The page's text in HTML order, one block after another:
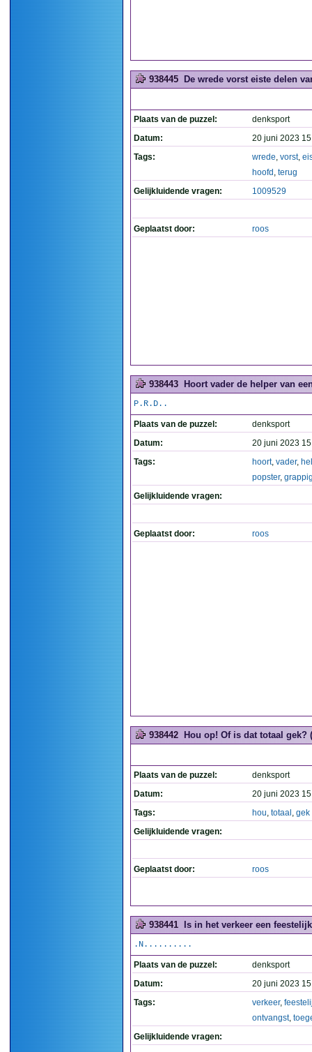
938445 De wrede vorst eiste delen
Plaats van de puzzel:
denksport
Datum:
20 juni 2023
Tags:
wrede, vorst,
hoofd , terug
Gelijkluidende vragen:
1009529
Geplaatst door: roos
938443 Hoort vader de helper van
P.R.D..
Plaats van de puzzel:
denksport
Datum:
20 juni 2023
Tags:
hoort, vader,
popster,
Gelijkluidende vragen:
Geplaatst door: roos
938442 Hou op! Of is dat totaal gek?
Plaats van de puzzel:
denksport
Datum:
20 juni 2023
Tags:
hou, totaal , gek
Gelijkluidende vragen:
Geplaatst door: roos
938441 Is in het verkeer een
.N..........
Plaats van de puzzel:
denksport
Datum:
20 juni 2023
Tags:
verkeer,
ontvangst,
Gelijkluidende vragen: